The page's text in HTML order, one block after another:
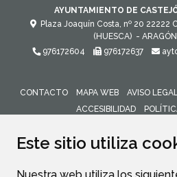
Este sitio utiliza
AYUNTAMIENTO DE
Plaza Joaquín Costa, nº 20 22222
(HUESCA) - ARAGÓN
976172604
976172637
CONTACTO MAPA WEB AVISO LEGAL
ACCESIBILIDAD